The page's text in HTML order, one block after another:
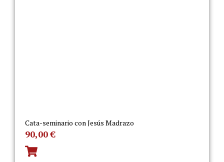
Cata-seminario con Jesús Madrazo
90,00€